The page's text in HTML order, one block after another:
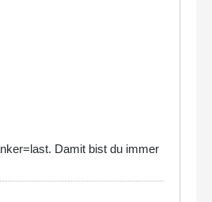
Damit bist du immer